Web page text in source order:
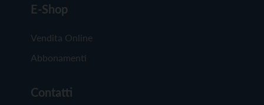
E-Shop
Vendita Online
Abbonamenti
Contatti